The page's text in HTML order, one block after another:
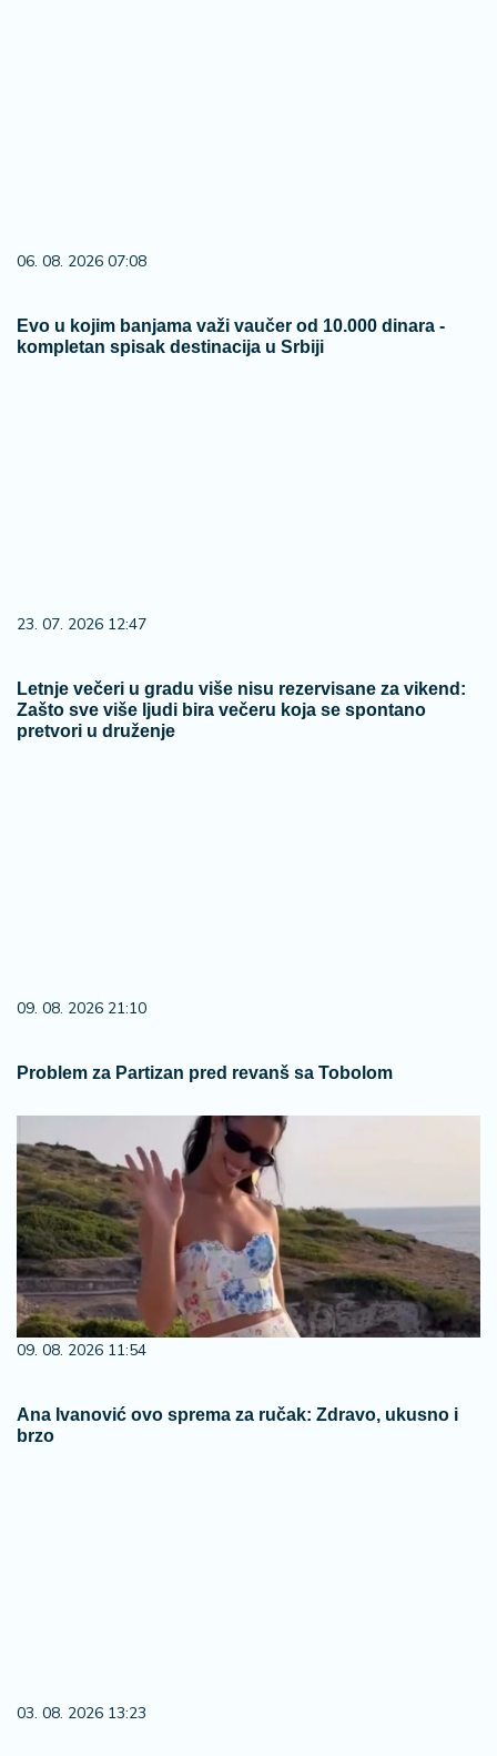
06. 08. 2026 07:08
Evo u kojim banjama važi vaučer od 10.000 dinara -
kompletan spisak destinacija u Srbiji
23. 07. 2026 12:47
Letnje večeri u gradu više nisu rezervisane za vikend:
Zašto sve više ljudi bira večeru koja se spontano
pretvori u druženje
09. 08. 2026 21:10
Problem za Partizan pred revanš sa Tobolom
09. 08. 2026 11:54
Ana Ivanović ovo sprema za ručak: Zdravo, ukusno i
brzo
03. 08. 2026 13:23